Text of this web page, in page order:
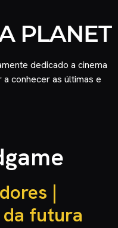
dedicado a cinema
conhecer as últimas e
|
futura